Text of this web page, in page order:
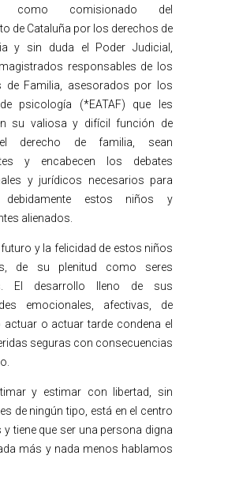
como comisionado del
de Cataluña por los derechos de
y sin duda el Poder Judicial,
responsables de los
de Familia, asesorados por los
psicología (*EATAF) que les
su valiosa y difícil función de
derecho de familia, sean
y encabecen los debates
y jurídicos necesarios para
debidamente estos niños y
alienados.
futuro y la felicidad de estos niños
de su plenitud como seres
El desarrollo lleno de sus
emocionales, afectivas, de
actuar o actuar tarde condena el
seguras con consecuencias
y estimar con libertad, sin
de ningún tipo, está en el centro
y tiene que ser una persona digna
más y nada menos hablamos